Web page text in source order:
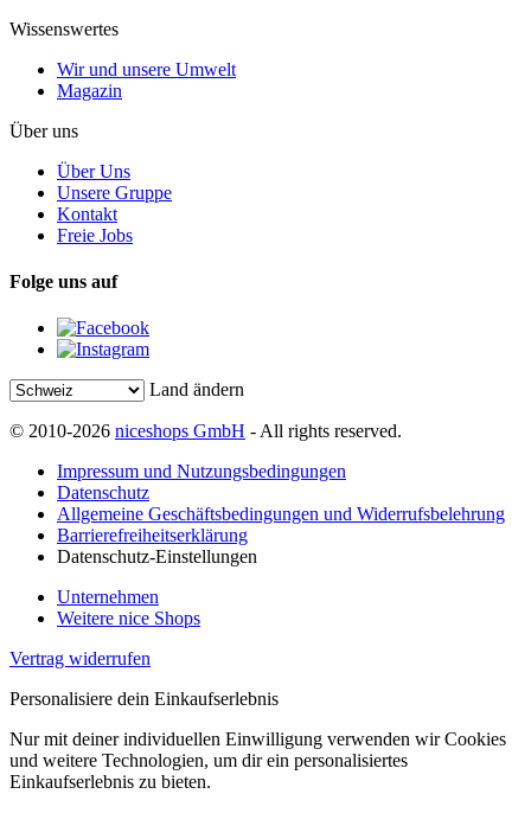
Wissenswertes
Wir und unsere Umwelt
Magazin
Über uns
Über Uns
Unsere Gruppe
Kontakt
Freie Jobs
Folge uns auf
Land ändern
© 2010-2026 niceshops GmbH - All rights reserved.
Impressum und Nutzungsbedingungen
Datenschutz
Allgemeine Geschäftsbedingungen und Widerrufsbelehrung
Barrierefreiheitserklärung
Datenschutz-Einstellungen
Unternehmen
Weitere nice Shops
Vertrag widerrufen
Personalisiere dein Einkaufserlebnis
Nur mit deiner individuellen Einwilligung verwenden wir Cookies
und weitere Technologien, um dir ein personalisiertes
Einkaufserlebnis zu bieten.